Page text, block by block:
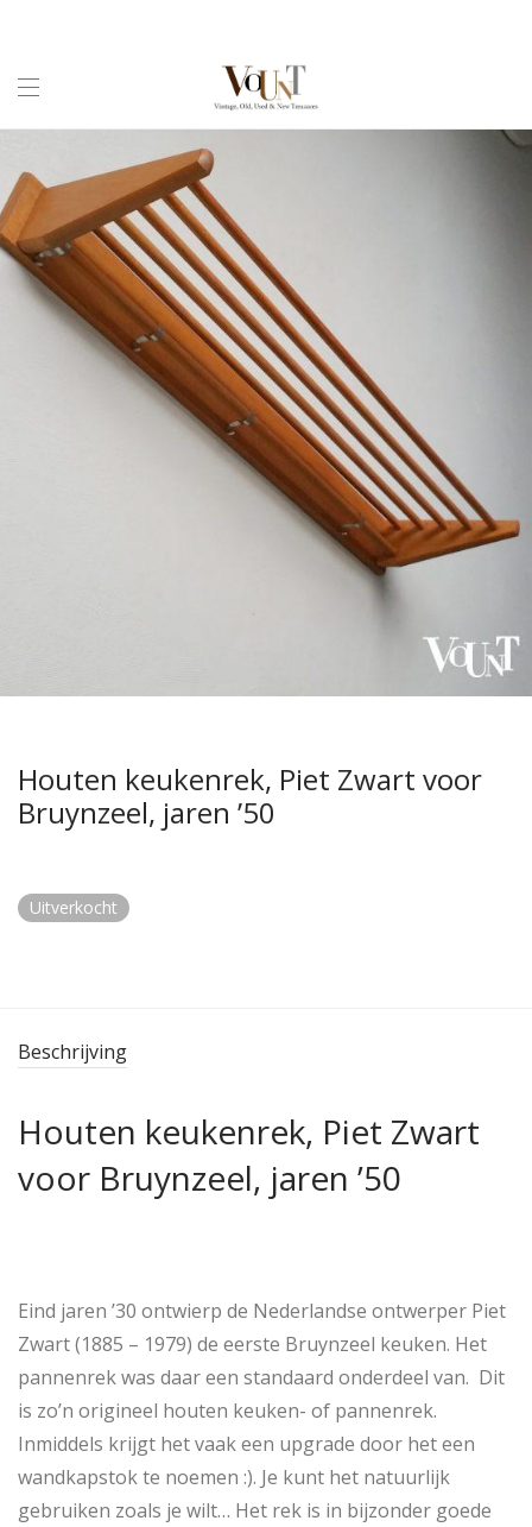
Houten keukenrek, Piet Zwart voor
Bruynzeel, jaren ’50
Uitverkocht
Beschrijving
Houten keukenrek, Piet Zwart
voor Bruynzeel, jaren ’50
Eind jaren ’30 ontwierp de Nederlandse ontwerper Piet
Zwart (1885 – 1979) de eerste Bruynzeel keuken. Het
pannenrek was daar een standaard onderdeel van. Dit
is zo’n origineel houten keuken- of pannenrek.
Inmiddels krijgt het vaak een upgrade door het een
wandkapstok te noemen :). Je kunt het natuurlijk
gebruiken zoals je wilt… Het rek is in bijzonder goede